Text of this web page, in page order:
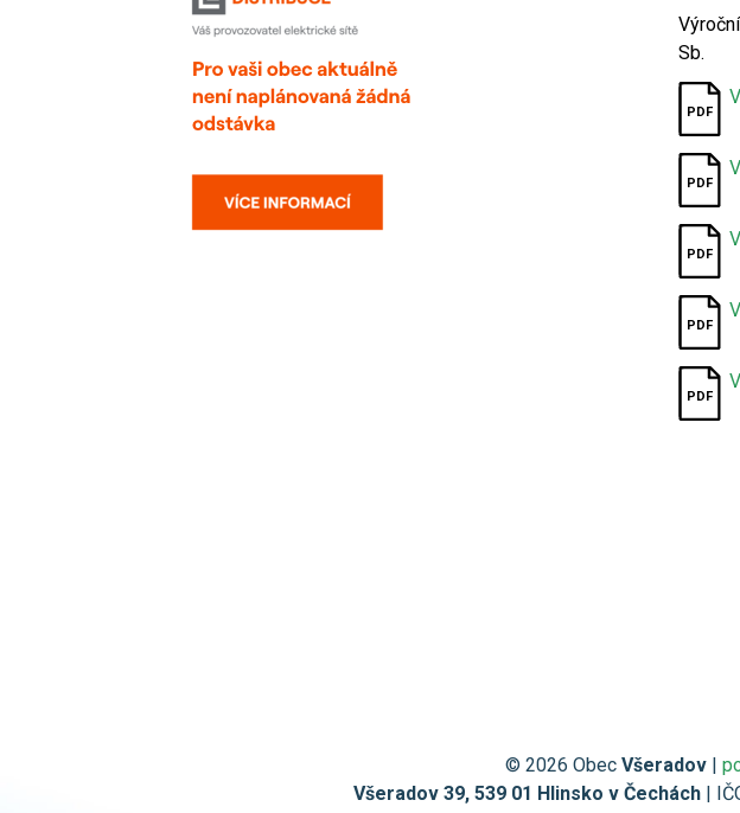
Sb.
© 2026 Obec Všeradov |
Všeradov 39, 539 01 Hlinsko v Čechách |